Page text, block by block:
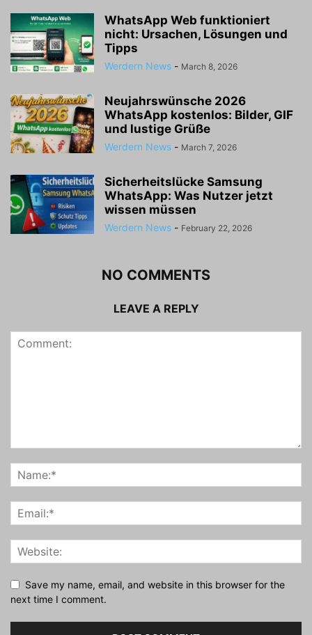
WhatsApp Web funktioniert
nicht: Ursachen, Lösungen und
Tipps
Werdern News - March 8, 2026
Neujahrswünsche 2026
WhatsApp kostenlos: Bilder, GIF
und lustige Grüße
Werdern News - March 7, 2026
Sicherheitslücke Samsung
WhatsApp: Was Nutzer jetzt
wissen müssen
Werdern News - February 22, 2026
NO COMMENTS
LEAVE A REPLY
Save my name, email, and website in this browser for the
next time I comment.